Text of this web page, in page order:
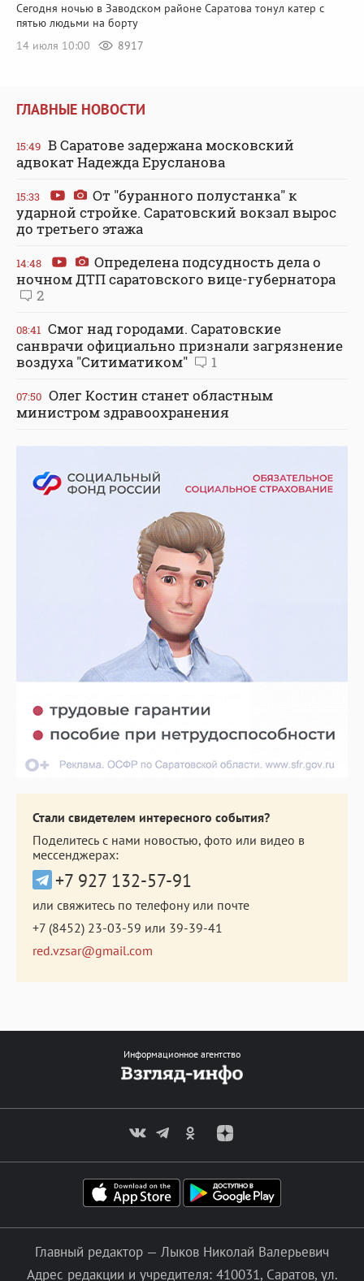
Сегодня ночью в Заводском районе Саратова тонул катер с
пятью людьми на борту
14 июля 10:00
8917
ГЛАВНЫЕ НОВОСТИ
15:49 В Саратове задержана московский
адвокат Надежда Ерусланова
15:33
От "буранного полустанка" к
ударной стройке. Саратовский вокзал вырос
до третьего этажа
14:48
Определена подсудность дела о
ночном ДТП саратовского вице-губернатора
2
08:41 Смог над городами. Саратовские
санврачи официально признали загрязнение
воздуха "Ситиматиком"
1
07:50 Олег Костин станет областным
министром здравоохранения
Стали свидетелем интересного события?
Поделитесь с нами новостью, фото или видео в
мессенджерах:
+7 927 132-57-91
или свяжитесь по телефону или почте
+7 (8452) 23-03-59 или 39-39-41
red.vzsar@gmail.com
Информационное агентство
Главный редактор — Лыков Николай Валерьевич
Адрес редакции и учредителя: 410031, Саратов, ул.